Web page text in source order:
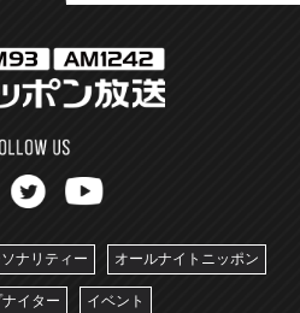
ナリティー オールナイトニッポン
イター イベント